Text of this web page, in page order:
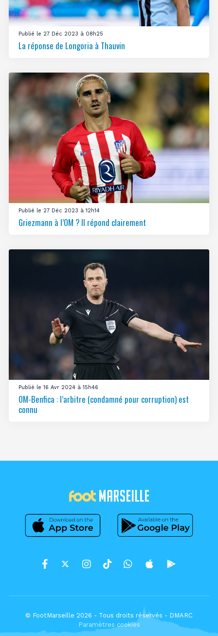
Publié le 27 Déc 2023 à 08h25
La réponse de Longoria à Thauvin
Publié le 27 Déc 2023 à 12h14
Griezmann à l’OM ? Il répond clairement
Publié le 16 Avr 2024 à 15h46
OM-Benfica : l’arbitre (condamné pour corruption) est
connu
© FootMarseille 2026 - Tous droits réservés - DMARC
Paramètres cookies